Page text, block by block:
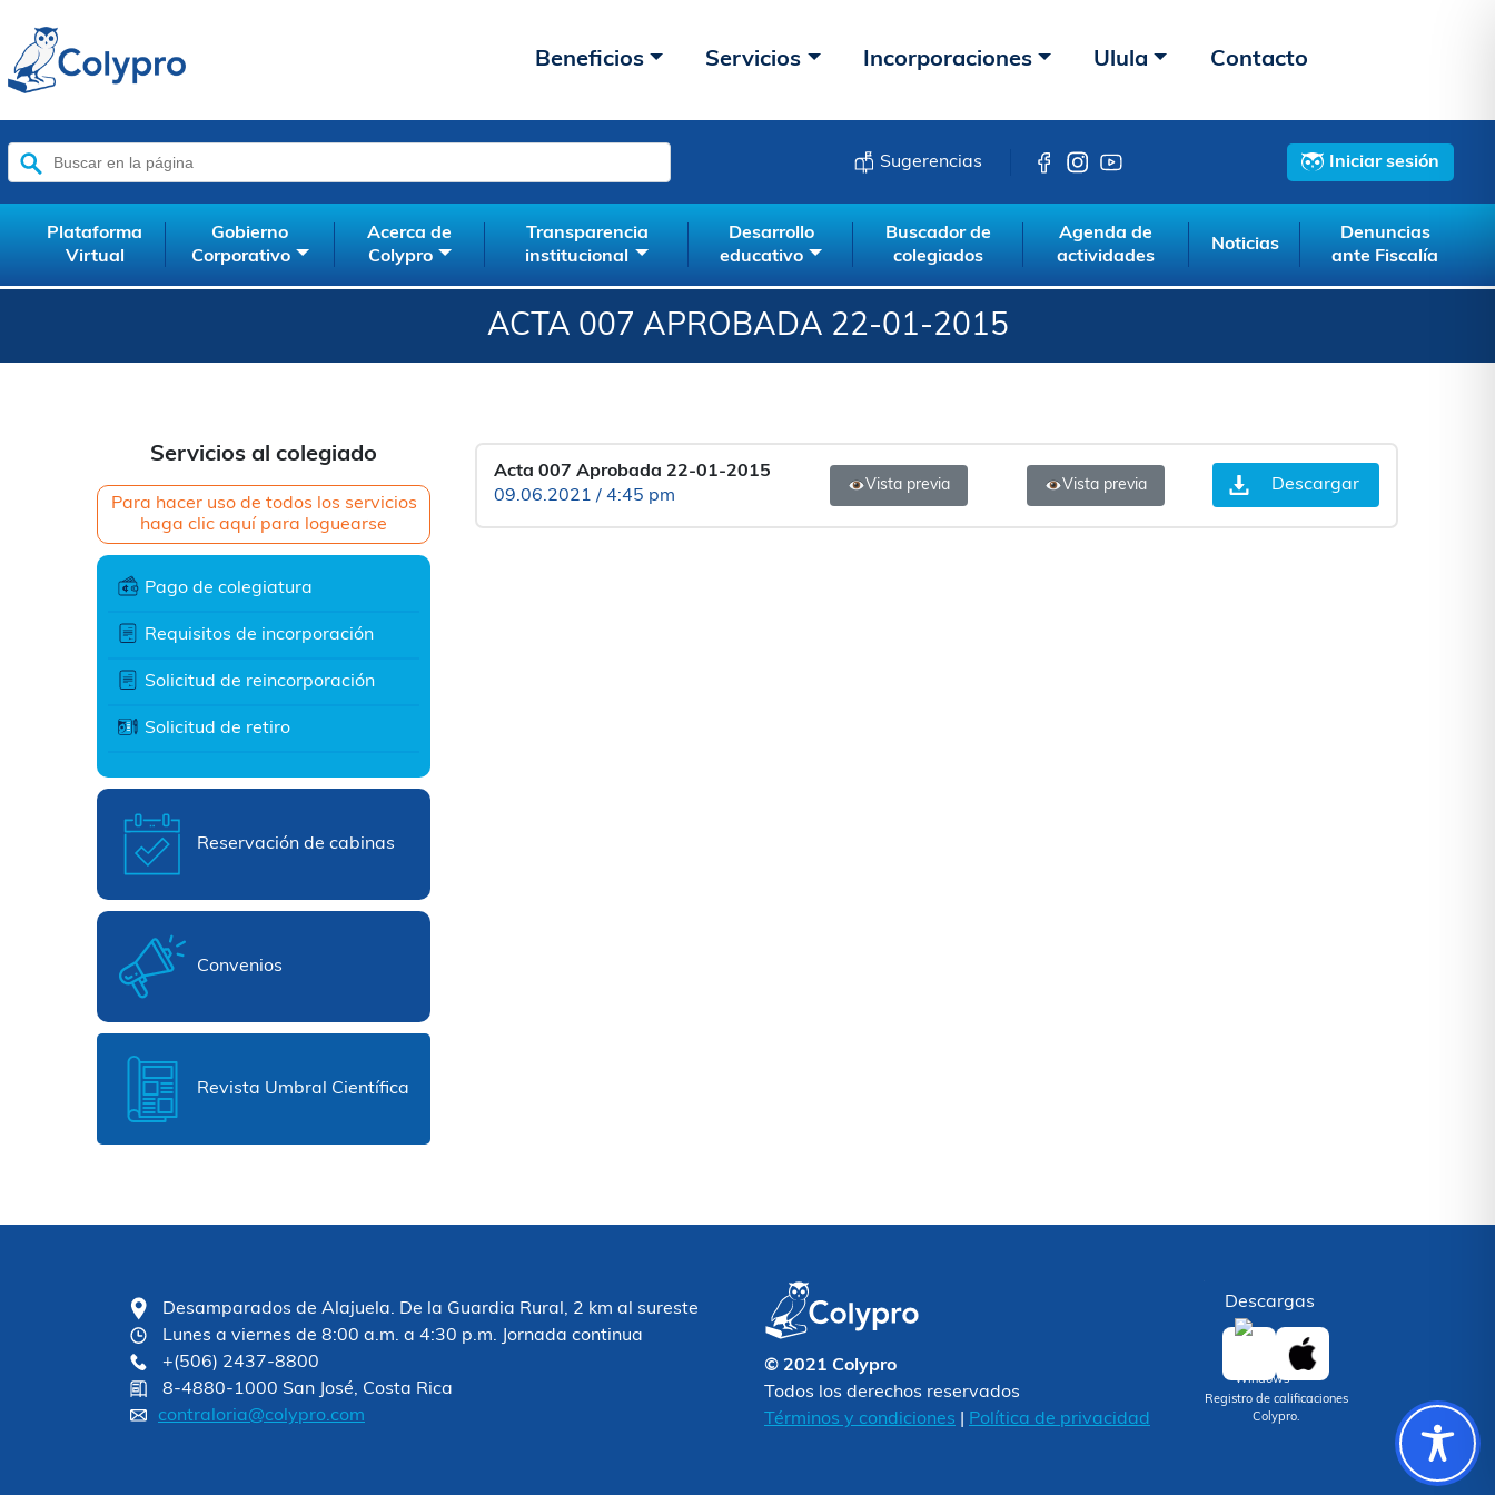
Beneficios Servicios Incorporaciones Ulula Contacto
Buscar:
Sugerencias Iniciar sesión
Plataforma
Virtual
Gobierno
Corporativo
Acerca de
Colypro
Transparencia
institucional
Desarrollo
educativo
Buscador de
colegiados
Agenda de
actividades
Noticias
Denuncias
ante Fiscalía
ACTA 007 APROBADA 22-01-2015
Servicios al colegiado
Para hacer uso de todos los servicios
haga clic aquí para loguearse
Pago de colegiatura
Requisitos de incorporación
Solicitud de reincorporación
Solicitud de retiro
Reservación de cabinas
Convenios
Revista Umbral Científica
Acta 007 Aprobada 22-01-2015
09.06.2021 / 4:45 pm
Vista previa Vista previa Descargar
Desamparados de Alajuela. De la Guardia Rural, 2 km al sureste
Lunes a viernes de 8:00 a.m. a 4:30 p.m. Jornada continua
+(506) 2437-8800
8-4880-1000 San José, Costa Rica
contraloria@colypro.com
© 2021 Colypro
Todos los derechos reservados
Términos y condiciones
Política de privacidad
Descargas
Registro de calificaciones
Colypro.